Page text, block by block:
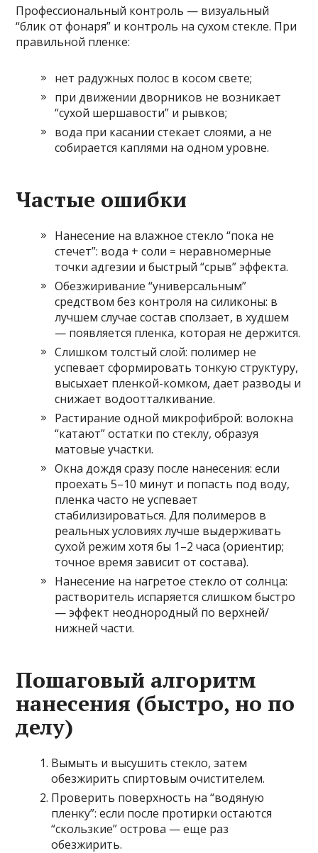
Профессиональный контроль — визуальный
“блик от фонаря” и контроль на сухом стекле. При
правильной пленке:
нет радужных полос в косом свете;
при движении дворников не возникает
“сухой шершавости” и рывков;
вода при касании стекает слоями, а не
собирается каплями на одном уровне.
Частые ошибки
Нанесение на влажное стекло “пока не
стечет”: вода + соли = неравномерные
точки адгезии и быстрый “срыв” эффекта.
Обезжиривание “универсальным”
средством без контроля на силиконы: в
лучшем случае состав сползает, в худшем
— появляется пленка, которая не держится.
Слишком толстый слой: полимер не
успевает сформировать тонкую структуру,
высыхает пленкой-комком, дает разводы и
снижает водоотталкивание.
Растирание одной микрофиброй: волокна
“катают” остатки по стеклу, образуя
матовые участки.
Окна дождя сразу после нанесения: если
проехать 5–10 минут и попасть под воду,
пленка часто не успевает
стабилизироваться. Для полимеров в
реальных условиях лучше выдерживать
сухой режим хотя бы 1–2 часа (ориентир;
точное время зависит от состава).
Нанесение на нагретое стекло от солнца:
растворитель испаряется слишком быстро
— эффект неоднородный по верхней/
нижней части.
Пошаговый алгоритм
нанесения (быстро, но по
делу)
Вымыть и высушить стекло, затем
обезжирить спиртовым очистителем.
Проверить поверхность на “водяную
пленку”: если после протирки остаются
“скользкие” острова — еще раз
обезжирить.